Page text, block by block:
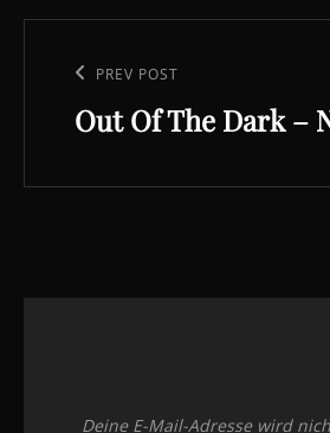
Previous
Post
PREV POST
Out Of The Dark –
Deine E-Mail-Adresse wird